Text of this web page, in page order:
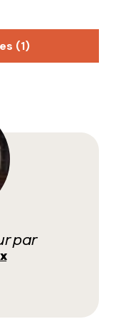
(1)
chez eux, je ne
! Pani Jo,
qui sait casser
originaux… et
pas : même sur
est
top, les
goût, on est
en vogue sur
L’accueil
par